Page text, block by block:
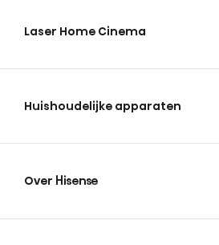
Laser Home Cinema
Huishoudelijke apparaten
Over Hisense